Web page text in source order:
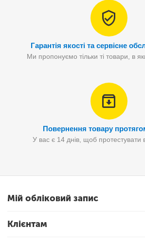
Гарантія якості та сервісне
Ми пропонуємо тільки ті товари, в
Повернення товару
У вас є 14 днів, щоб протестувати
Мій обліковий запис
Клієнтам